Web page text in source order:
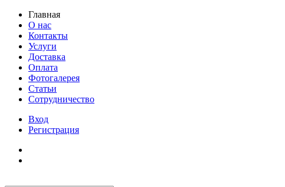
Главная
О нас
Контакты
Услуги
Доставка
Оплата
Фотогалерея
Статьи
Сотрудничество
Вход
Регистрация